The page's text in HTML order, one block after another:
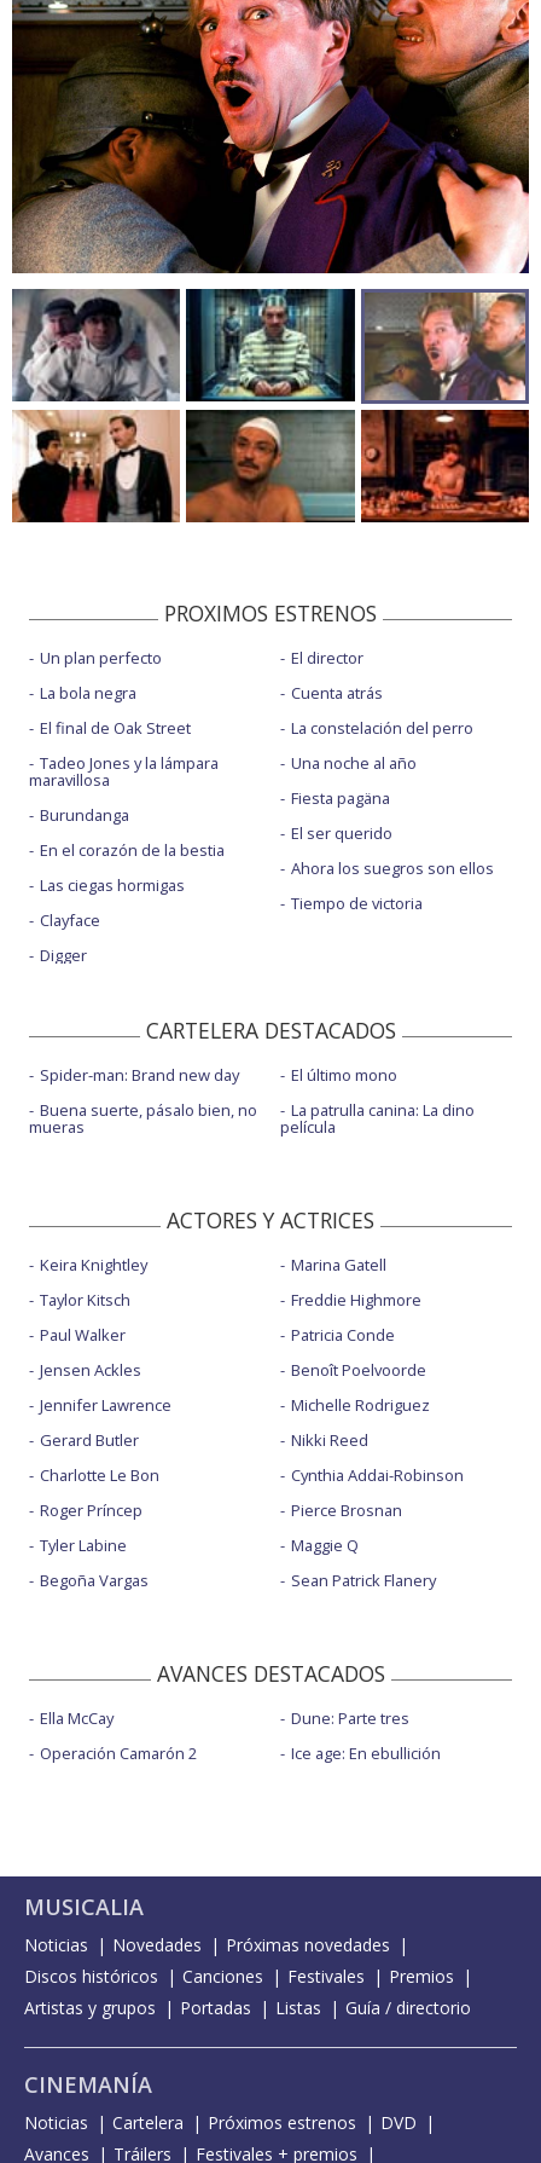
PROXIMOS ESTRENOS
Un plan perfecto
La bola negra
El final de Oak Street
Tadeo Jones y la lámpara
maravillosa
Burundanga
En el corazón de la bestia
Las ciegas hormigas
Clayface
Digger
El director
Cuenta atrás
La constelación del perro
Una noche al año
Fiesta pagäna
El ser querido
Ahora los suegros son ellos
Tiempo de victoria
CARTELERA DESTACADOS
Spider-man: Brand new day
Buena suerte, pásalo bien, no
mueras
El último mono
La patrulla canina: La dino
película
ACTORES Y ACTRICES
Keira Knightley
Taylor Kitsch
Paul Walker
Jensen Ackles
Jennifer Lawrence
Gerard Butler
Charlotte Le Bon
Roger Príncep
Tyler Labine
Begoña Vargas
Marina Gatell
Freddie Highmore
Patricia Conde
Benoît Poelvoorde
Michelle Rodriguez
Nikki Reed
Cynthia Addai-Robinson
Pierce Brosnan
Maggie Q
Sean Patrick Flanery
AVANCES DESTACADOS
Ella McCay
Operación Camarón 2
Dune: Parte tres
Ice age: En ebullición
MUSICALIA
Noticias Novedades
Próximas novedades
Discos históricos
Canciones Festivales
Premios
Artistas y grupos
Portadas Listas Guía / directorio
CINEMANÍA
Noticias Cartelera Próximos estrenos
DVD
Avances
Tráilers Festivales + premios